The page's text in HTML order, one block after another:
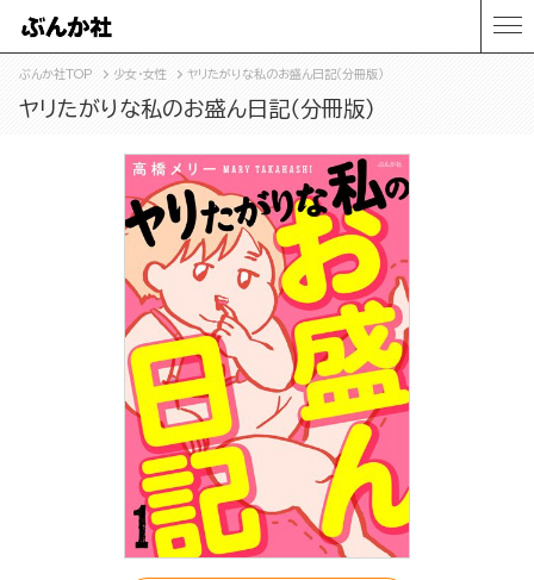
ぶんか社TOP 少女・女性 ヤリたがりな私のお盛ん日記（分冊版）
ヤリたがりな私のお盛ん日記（分冊版）